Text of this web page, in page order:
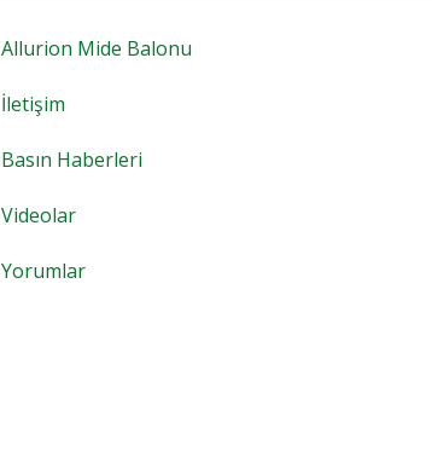
Allurion Mide Balonu
İletişim
Basın Haberleri
Videolar
Yorumlar